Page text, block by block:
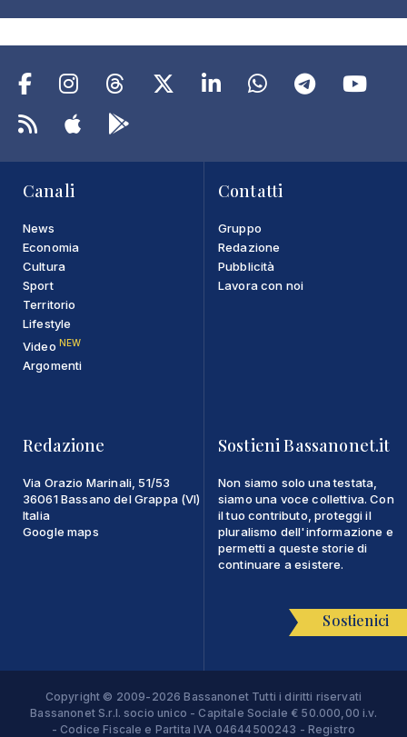
Canali
News
Economia
Cultura
Sport
Territorio
Lifestyle
Video NEW
Argomenti
Contatti
Gruppo
Redazione
Pubblicità
Lavora con noi
Redazione
Via Orazio Marinali, 51/53
36061 Bassano del Grappa (VI)
Italia
Google maps
Sostieni Bassanonet.it
Non siamo solo una testata,
siamo una voce collettiva. Con
il tuo contributo, proteggi il
pluralismo dell'informazione e
permetti a queste storie di
continuare a esistere.
Sostienici
Copyright © 2009-2026 Bassanonet Tutti i diritti riservati
Bassanonet S.r.l. socio unico - Capitale Sociale € 50.000,00 i.v.
- Codice Fiscale e Partita IVA 04644500243 - Registro